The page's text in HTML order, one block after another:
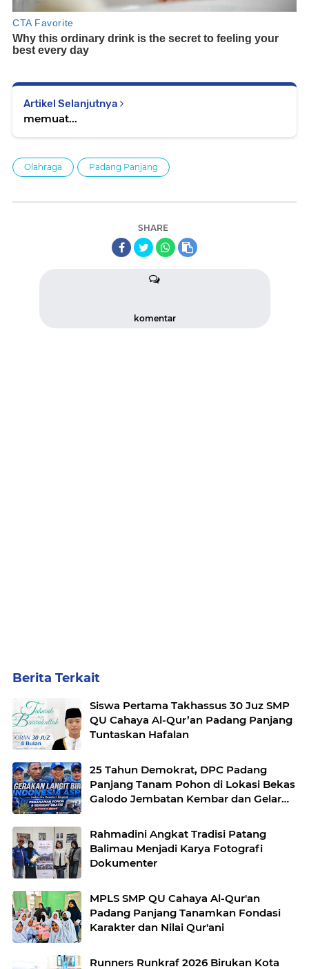
Artikel Selanjutnya
memuat...
Olahraga Padang Panjang
SHARE
komentar
Berita Terkait
Siswa Pertama Takhassus 30 Juz SMP
QU Cahaya Al-Qur’an Padang Panjang
Tuntaskan Hafalan
25 Tahun Demokrat, DPC Padang
Panjang Tanam Pohon di Lokasi Bekas
Galodo Jembatan Kembar dan Gelar
Rahmadini Angkat Tradisi Patang
Balimau Menjadi Karya Fotografi
Dokumenter
MPLS SMP QU Cahaya Al-Qur'an
Padang Panjang Tanamkan Fondasi
Karakter dan Nilai Qur'ani
Runners Runkraf 2026 Birukan Kota